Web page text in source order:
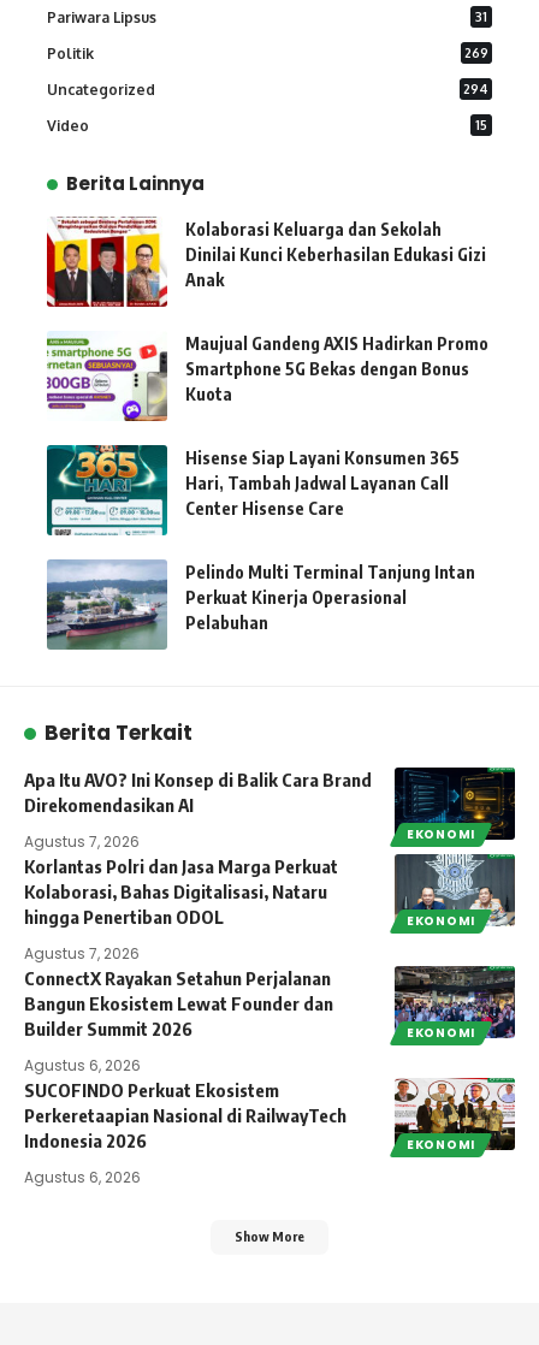
Pariwara Lipsus 31
Politik 269
Uncategorized 294
Video 15
Berita Lainnya
Kolaborasi Keluarga dan Sekolah
Dinilai Kunci Keberhasilan Edukasi Gizi
Anak
Maujual Gandeng AXIS Hadirkan Promo
Smartphone 5G Bekas dengan Bonus
Kuota
Hisense Siap Layani Konsumen 365
Hari, Tambah Jadwal Layanan Call
Center Hisense Care
Pelindo Multi Terminal Tanjung Intan
Perkuat Kinerja Operasional
Pelabuhan
Berita Terkait
EKONOMI
Apa Itu AVO? Ini Konsep di Balik Cara Brand
Direkomendasikan AI
Agustus 7, 2026
EKONOMI
Korlantas Polri dan Jasa Marga Perkuat
Kolaborasi, Bahas Digitalisasi, Nataru
hingga Penertiban ODOL
Agustus 7, 2026
EKONOMI
ConnectX Rayakan Setahun Perjalanan
Bangun Ekosistem Lewat Founder dan
Builder Summit 2026
Agustus 6, 2026
EKONOMI
SUCOFINDO Perkuat Ekosistem
Perkeretaapian Nasional di RailwayTech
Indonesia 2026
Agustus 6, 2026
Show More